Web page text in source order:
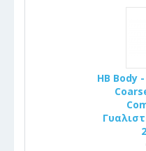
HB Body